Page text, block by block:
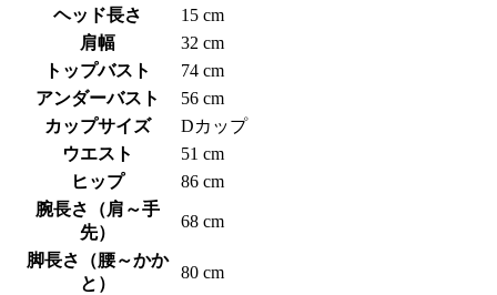
ヘッド長さ
15 cm
肩幅
32 cm
トップバスト
74 cm
アンダーバスト
56 cm
カップサイズ
Dカップ
ウエスト
51 cm
ヒップ
86 cm
腕長さ（肩～手
先）
68 cm
脚長さ（腰～かか
と）
80 cm